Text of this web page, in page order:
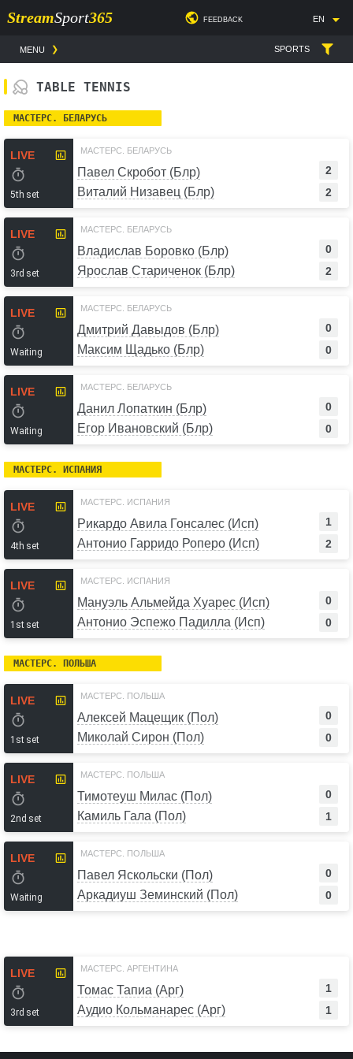
StreamSport365 FEEDBACK EN
MENU SPORTS
TABLE TENNIS
МАСТЕРС. БЕЛАРУСЬ
LIVE
5th set
МАСТЕРС. БЕЛАРУСЬ
Павел Скробот (Блр)
Виталий Низавец (Блр)
2
2
LIVE
3rd set
МАСТЕРС. БЕЛАРУСЬ
Владислав Боровко (Блр)
Ярослав Стариченок (Блр)
0
2
LIVE
Waiting
МАСТЕРС. БЕЛАРУСЬ
Дмитрий Давыдов (Блр)
Максим Щадько (Блр)
0
0
LIVE
Waiting
МАСТЕРС. БЕЛАРУСЬ
Данил Лопаткин (Блр)
Егор Ивановский (Блр)
0
0
МАСТЕРС. ИСПАНИЯ
LIVE
4th set
МАСТЕРС. ИСПАНИЯ
Рикардо Авила Гонсалес (Исп)
Антонио Гарридо Роперо (Исп)
1
2
LIVE
1st set
МАСТЕРС. ИСПАНИЯ
Мануэль Альмейда Хуарес (Исп)
Антонио Эспежо Падилла (Исп)
0
0
МАСТЕРС. ПОЛЬША
LIVE
1st set
МАСТЕРС. ПОЛЬША
Алексей Мацещик (Пол)
Миколай Сирон (Пол)
0
0
LIVE
2nd set
МАСТЕРС. ПОЛЬША
Тимотеуш Милас (Пол)
Камиль Гала (Пол)
0
1
LIVE
Waiting
МАСТЕРС. ПОЛЬША
Павел Яскольски (Пол)
Аркадиуш Земинский (Пол)
0
0
LIVE
3rd set
МАСТЕРС. АРГЕНТИНА
Томас Тапиа (Арг)
Аудио Кольманарес (Арг)
1
1